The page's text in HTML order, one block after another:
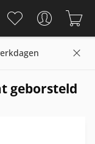
geborsteld